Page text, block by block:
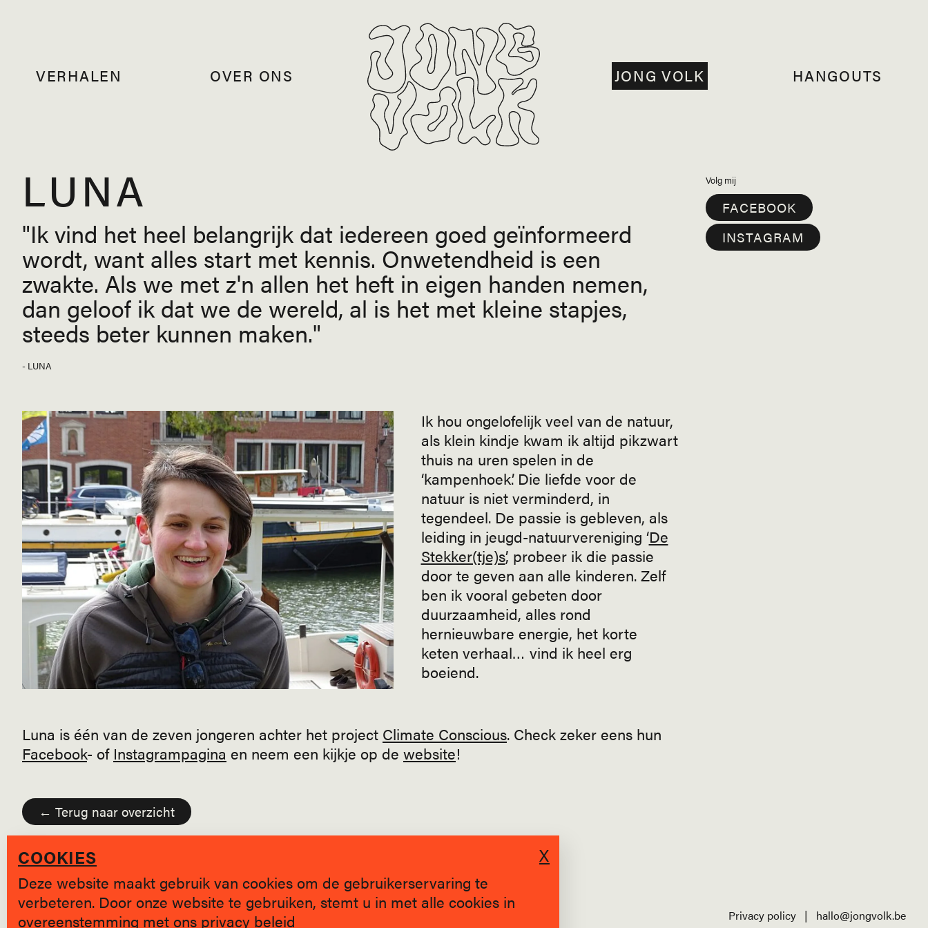
VERHALEN OVER ONS JONG VOLK HANGOUTS
LUNA
Ik vind het heel belangrijk dat iedereen goed geïnformeerd
wordt, want alles start met kennis. Onwetendheid is een
zwakte. Als we met z'n allen het heft in eigen handen nemen,
dan geloof ik dat we de wereld, al is het met kleine stapjes,
steeds beter kunnen maken.
- LUNA
Ik hou ongelofelijk veel van de natuur,
als klein kindje kwam ik altijd pikzwart
thuis na uren spelen in de
‘kampenhoek’. Die liefde voor de
natuur is niet verminderd, in
tegendeel. De passie is gebleven, als
leiding in jeugd-natuurvereniging ‘De
Stekker(tje)s’, probeer ik die passie
door te geven aan alle kinderen. Zelf
ben ik vooral gebeten door
duurzaamheid, alles rond
hernieuwbare energie, het korte
keten verhaal… vind ik heel erg
boeiend.
Luna is één van de zeven jongeren achter het project Climate Conscious. Check zeker eens hun
Facebook- of Instagrampagina en neem een kijkje op de website!
← Terug naar overzicht
Volg mij
FACEBOOK
INSTAGRAM
SINDS 2019 * BRUGGE Privacy policy | hallo@jongvolk.be
COOKIES
Deze website maakt gebruik van cookies om de gebruikerservaring te
verbeteren. Door onze website te gebruiken, stemt u in met alle cookies in
overeenstemming met ons privacy beleid
X